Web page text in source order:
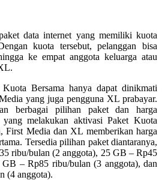
data internet yang memiliki kuota
kuota tersebut, pelanggan bisa
ke empat anggota keluarga atau
Bersama hanya dapat dinikmati
yang juga pengguna XL prabayar.
berbagai pilihan paket dan harga
melakukan aktivasi Paket Kuota
First Media dan XL memberikan harga
Tersedia pilihan paket diantaranya,
ribu/bulan (2 anggota), 25 GB – Rp45
– Rp85 ribu/bulan (3 anggota), dan
(4 anggota).